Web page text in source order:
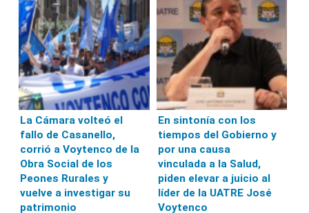
La Cámara volteó el
fallo de Casanello,
corrió a Voytenco de la
Obra Social de los
Peones Rurales y
vuelve a investigar su
patrimonio
En sintonía con los
tiempos del Gobierno y
por una causa
vinculada a la Salud,
piden elevar a juicio al
líder de la UATRE José
Voytenco